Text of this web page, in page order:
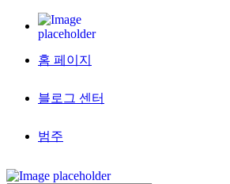
홈 페이지
블로그 센터
범주